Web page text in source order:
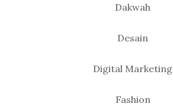
Dakwah
Desain
Digital Marketing
Fashion